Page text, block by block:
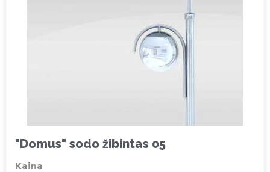
"Domus" sodo žibintas 05
Kaina